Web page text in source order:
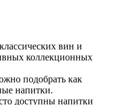
вин и
коллекционных
подобрать как
напитки.
доступны напитки